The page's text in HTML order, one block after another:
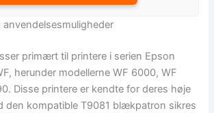
primært til printere i serien Epson
herunder modellerne WF 6000, WF
Disse printere er kendte for deres høje
den kompatible T9081 blækpatron sikres